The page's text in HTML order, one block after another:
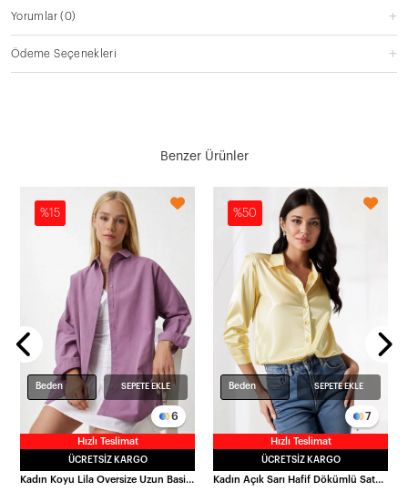
Yorumlar(0)
Ödeme Seçenekleri
Benzer Ürünler
%15
Hızlı Teslimat
6
Beden SEPETE EKLE
ÜCRETSIZ KARGO
Kadın Koyu Lila Oversize Uzun Basic Gömlek HZL22W-BD139001
%50
Hızlı Teslimat
7
Beden SEPETE EKLE
ÜCRETSIZ KARGO
Kadın Açık Sarı Hafif Dökümlü Saten Yüzeyli Gömlek HZL22W-BD139641